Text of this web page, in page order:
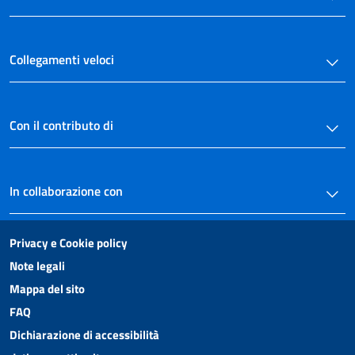
43
44
47
48
49
50
51
Capo IV
Collegamenti veloci
Con il contributo di
In collaborazione con
Privacy e Cookie policy
Note legali
Mappa del sito
FAQ
Dichiarazione di accessibilità